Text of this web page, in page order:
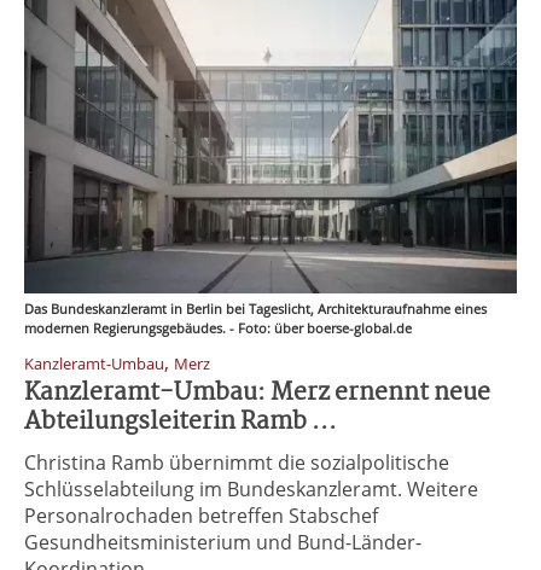
Das Bundeskanzleramt in Berlin bei Tageslicht, Architekturaufnahme eines
modernen Regierungsgebäudes. - Foto: über boerse-global.de
Kanzleramt-Umbau, Merz
Kanzleramt-Umbau: Merz ernennt neue
Abteilungsleiterin Ramb ...
Christina Ramb übernimmt die sozialpolitische
Schlüsselabteilung im Bundeskanzleramt. Weitere
Personalrochaden betreffen Stabschef
Gesundheitsministerium und Bund-Länder-